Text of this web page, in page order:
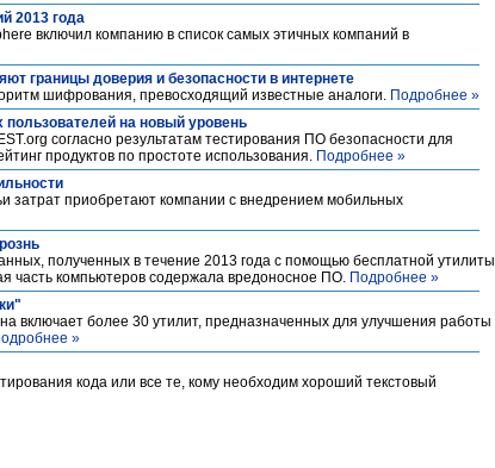
2013 года
включил компанию в список самых этичных компаний в
границы доверия и безопасности в интернете
шифрования, превосходящий известные аналоги. Подробнее »
на новый уровень
согласно результатам тестирования ПО безопасности для
продуктов по простоте использования. Подробнее »
затрат приобретают компании с внедрением мобильных
полученных в течение 2013 года с помощью бесплатной утилиты
часть компьютеров содержала вредоносное ПО. Подробнее »
включает более 30 утилит, предназначенных для улучшения работы
»
кода или все те, кому необходим хороший текстовый